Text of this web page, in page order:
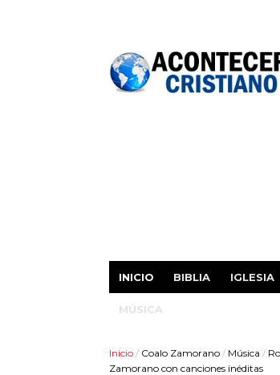
INICIO BIBLIA IGLESIA
MÚSICA
Inicio / Coalo Zamorano / Música /
Zamorano con canciones inéditas